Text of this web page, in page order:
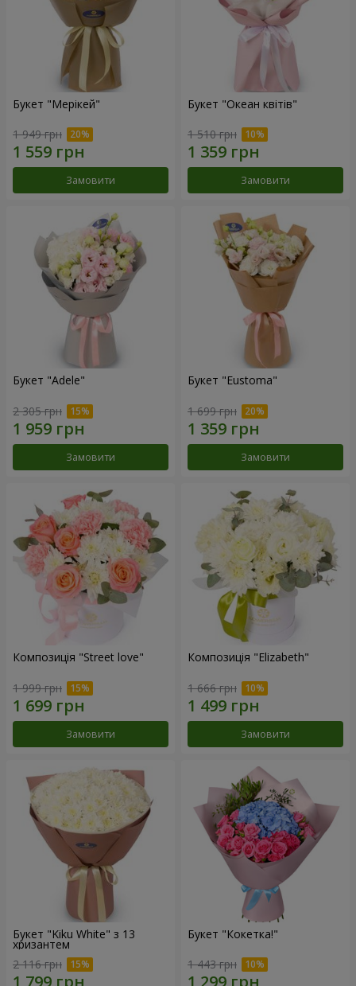
Букет "Мерікей"
1 949 грн
Замовити
Букет "Океан квітів"
1 510 грн
Замовити
Букет "Adele"
2 305 грн
Замовити
Букет "Eustoma"
1 699 грн
Замовити
Композиція "Street love"
1 999 грн
Замовити
Композиція "Elizabeth"
1 666 грн
Замовити
Букет "Kiku White" з 13
хризантем
2 116 грн
Букет "Кокетка!"
1 443 грн